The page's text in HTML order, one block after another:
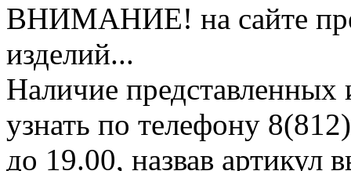
ВНИМАНИЕ! на сайте
изделий...
Наличие
узнать по телефону
до 19.00, назвав